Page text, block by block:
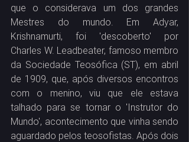
que o considerava um dos grandes
Mestres do mundo. Em Adyar,
Krishnamurti, foi 'descoberto' por
Charles W. Leadbeater, famoso membro
da Sociedade Teosófica (ST), em abril
de 1909, que, após diversos encontros
com o menino, viu que ele estava
talhado para se tornar o 'Instrutor do
Mundo', acontecimento que vinha sendo
aguardado pelos teosofistas. Após dois